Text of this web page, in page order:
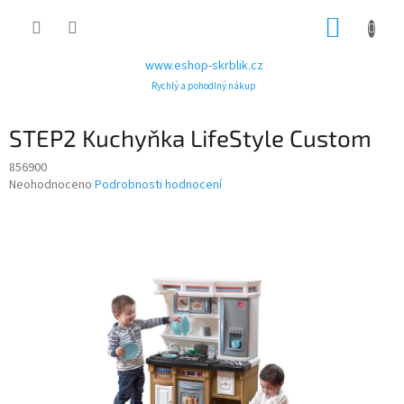
www.eshop-skrblik.cz
Rychlý a pohodlný nákup
STEP2 Kuchyňka LifeStyle Custom
856900
Průměrné
Neohodnoceno Podrobnosti hodnocení